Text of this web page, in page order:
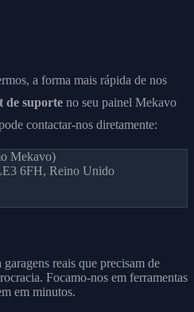
a forma mais rápida de nos
de suporte no seu painel Mekavo
contactar-nos diretamente:
Mekavo)
6FH, Reino Unido
reais que precisam de
Focamo-nos em ferramentas
em minutos.